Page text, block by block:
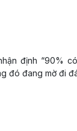
định “90%
đó đang mờ đi